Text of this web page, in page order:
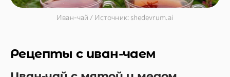
Иван-чай / Источник: shedevrum.ai
Рецепты с иван-чаем